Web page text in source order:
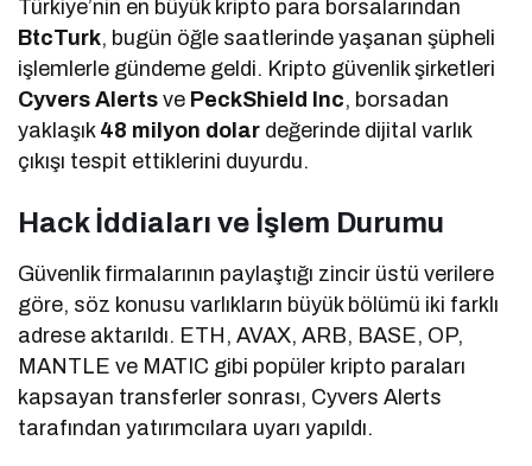
Türkiye’nin en büyük kripto para borsalarından
BtcTurk, bugün öğle saatlerinde yaşanan şüpheli
işlemlerle gündeme geldi. Kripto güvenlik şirketleri
Cyvers Alerts ve PeckShield Inc, borsadan
yaklaşık 48 milyon dolar değerinde dijital varlık
çıkışı tespit ettiklerini duyurdu.
Hack İddiaları ve İşlem Durumu
Güvenlik firmalarının paylaştığı zincir üstü verilere
göre, söz konusu varlıkların büyük bölümü iki farklı
adrese aktarıldı. ETH, AVAX, ARB, BASE, OP,
MANTLE ve MATIC gibi popüler kripto paraları
kapsayan transferler sonrası, Cyvers Alerts
tarafından yatırımcılara uyarı yapıldı.